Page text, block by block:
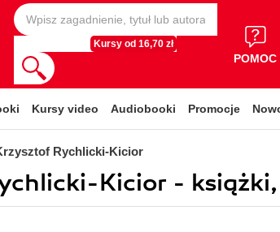
Kursy od 16,70 zł
POMOC
Kursy video Audiobooki Promocje
Rychlicki-Kicior
Kicior -